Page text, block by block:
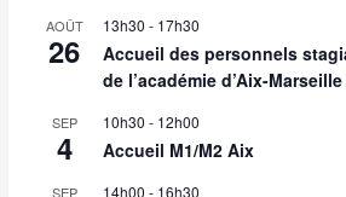
AOÛT
26
13h30 - 17h30
Accueil des personnels
de l’académie d’Aix-
SEP
4
10h30 - 12h00
Accueil M1/M2 Aix
SEP 14h00 - 16h30